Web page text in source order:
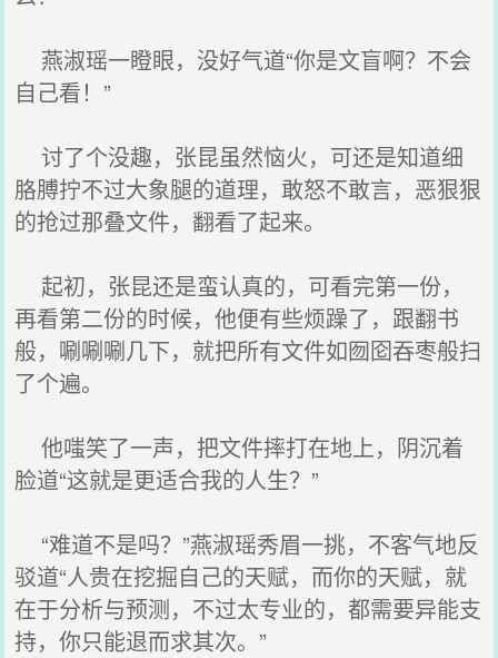
燕淑瑶一瞪眼，没好气道“你是文盲啊？不会
自己看！”
讨了个没趣，张昆虽然恼火，可还是知道细
胳膊拧不过大象腿的道理，敢怒不敢言，恶狠狠
的抢过那叠文件，翻看了起来。
起初，张昆还是蛮认真的，可看完第一份，
再看第二份的时候，他便有些烦躁了，跟翻书
般，唰唰唰几下，就把所有文件如囫囵吞枣般扫
了个遍。
他嗤笑了一声，把文件摔打在地上，阴沉着
脸道“这就是更适合我的人生？”
“难道不是吗？”燕淑瑶秀眉一挑，不客气地反
驳道“人贵在挖掘自己的天赋，而你的天赋，就
在于分析与预测，不过太专业的，都需要异能支
持，你只能退而求其次。”